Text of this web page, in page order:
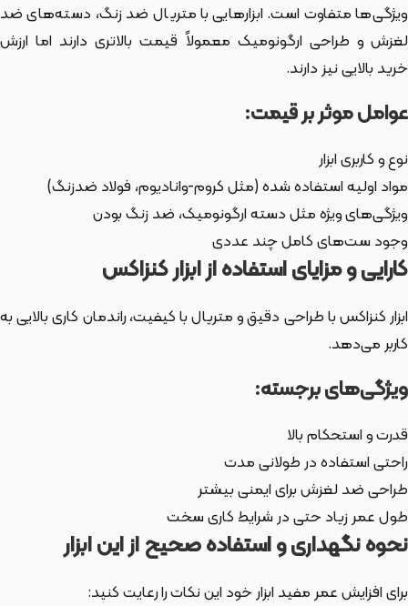
ویژگی‌ها متفاوت است. ابزارهایی با متریال ضد زنگ، دسته‌های ضد
لغزش و طراحی ارگونومیک معمولاً قیمت بالاتری دارند اما ارزش
خرید بالایی نیز دارند.
عوامل موثر بر قیمت:
نوع و کاربری ابزار
مواد اولیه استفاده شده (مثل کروم-وانادیوم، فولاد ضدزنگ)
ویژگی‌های ویژه مثل دسته ارگونومیک، ضد زنگ بودن
وجود ست‌های کامل چند عددی
کارایی و مزایای استفاده از ابزار کنزاکس
ابزار کنزاکس با طراحی دقیق و متریال با کیفیت، راندمان کاری بالایی به
کاربر می‌دهد.
ویژگی‌های برجسته:
قدرت و استحکام بالا
راحتی استفاده در طولانی مدت
طراحی ضد لغزش برای ایمنی بیشتر
طول عمر زیاد حتی در شرایط کاری سخت
نحوه نگهداری و استفاده صحیح از این ابزار
برای افزایش عمر مفید ابزار خود این نکات را رعایت کنید: